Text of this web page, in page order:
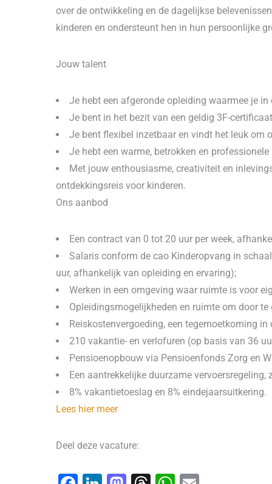
over de ontwikkeling en de dagelijkse
kinderen en ondersteunt hen in hun persoonlijke
Jouw talent
Je hebt een afgeronde opleiding waarmee je
Je bent in het bezit van een geldig 3F-
Je bent flexibel inzetbaar en vindt het leuk om
Je hebt een warme, betrokken en
Met jouw enthousiasme, creativiteit en
ontdekkingsreis voor kinderen.
Ons aanbod
Een contract van 0 tot 20 uur per week,
Salaris conform de cao Kinderopvang in
uur, afhankelijk van opleiding en ervaring);
Werken in een omgeving waar ruimte is voor
Opleidingsmogelijkheden en ruimte om door te
Reiskostenvergoeding, een tegemoetkoming
210 vakantie- en verlofuren (op basis van 36
Pensioenopbouw via Pensioenfonds Zorg en
Een aantrekkelijke duurzame
8% vakantietoeslag en 8% eindejaarsuitkering.
Lees hier meer
Deel deze vacature: